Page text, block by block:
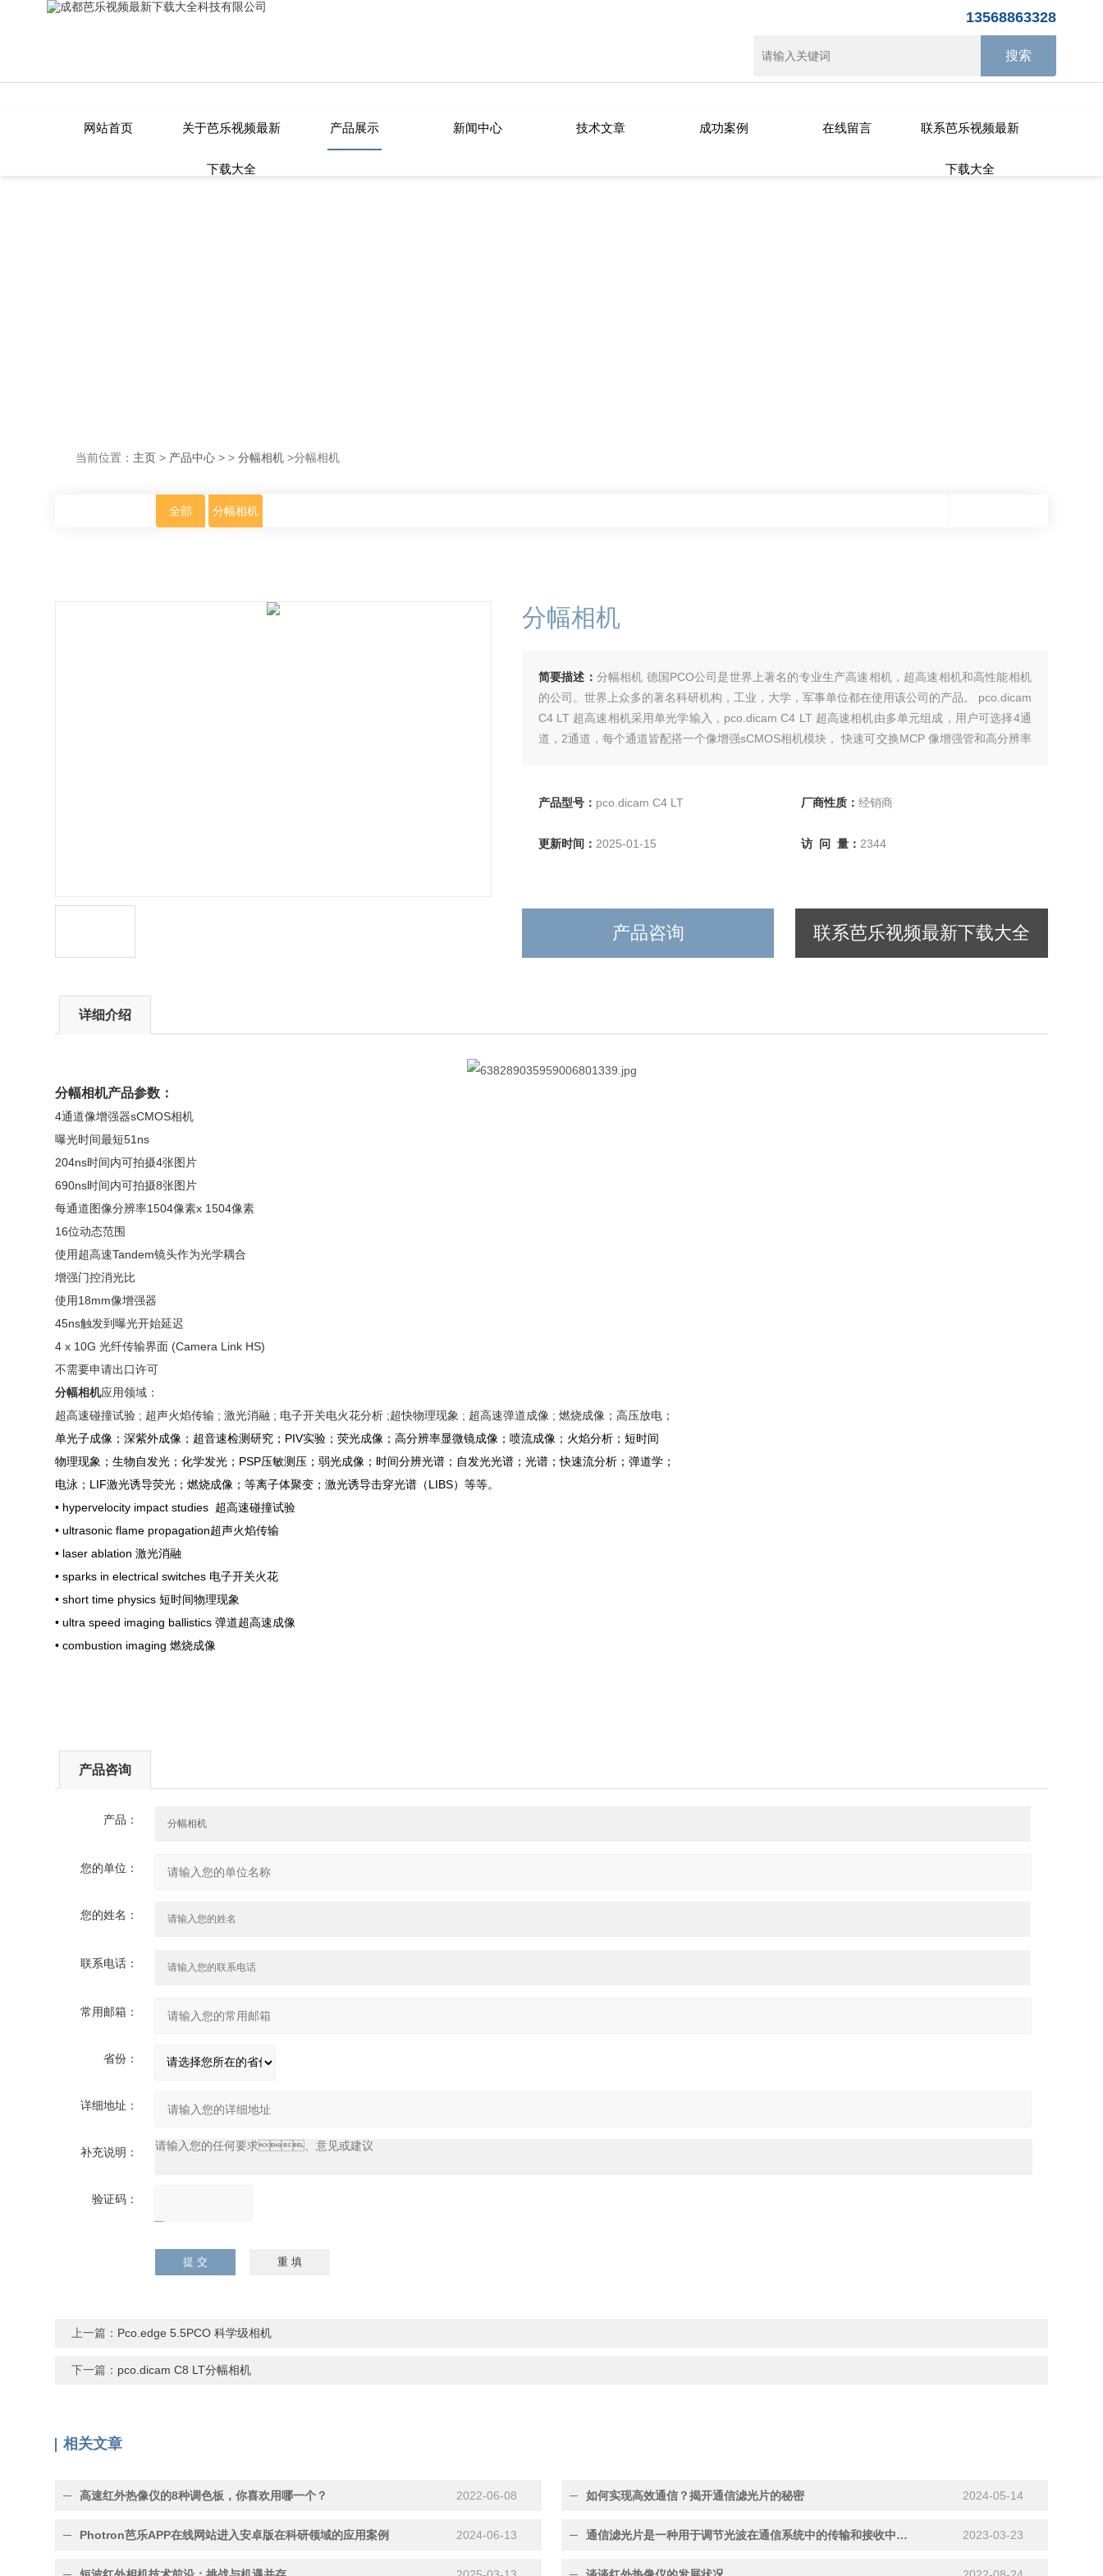
芭乐视频最新下载大全,芭乐APP在线网站进入安卓版,芭乐视频官方下载,芭乐视频APP下载IOS
13568863328
网站首页 关于芭乐视频最新
下载大全
产品展示 新闻中心 技术文章 成功案例 在线留言 联系芭乐视频最新
下载大全
当前位置： 主页 > 产品中心 > >分幅相机 >分幅相机
全部 分幅相机
分幅相机
简要描述： 分幅相机 德国PCO公司是世界上著名的专业生产高速相机，超高速相机和高性能相机
的公司。世界上众多的著名科研机构，工业，大学，军事单位都在使用该公司的产品。 pco.dicam
C4 LT 超高速相机采用单光学输入，pco.dicam C4 LT 超高速相机由多单元组成，用户可选择4通
道，2通道，每个通道皆配搭一个像增强sCMOS相机模块， 快速可交换MCP 像增强管和高分辨率
产品型号： pco.dicam C4 LT 厂商性质：经销商
更新时间： 2025-01-15 访 问 量： 2344
产品咨询 联系芭乐视频最新下载大全
详细介绍
分幅相机产品参数：
4通道像增强器sCMOS相机
曝光时间最短51ns
204ns时间内可拍摄4张图片
690ns时间内可拍摄8张图片
每通道图像分辨率1504像素x 1504像素
16位动态范围
使用超高速Tandem镜头作为光学耦合
增强门控消光比
使用18mm像增强器
45ns触发到曝光开始延迟
4 x 10G 光纤传输界面 (Camera Link HS)
不需要申请出口许可
分幅相机应用领域：
超高速碰撞试验 ; 超声火焰传输 ; 激光消融 ; 电子开关电火花分析 ;超快物理现象 ; 超高速弹道成像 ; 燃烧成像；高压放电；
单光子成像；深紫外成像；超音速检测研究；PIV实验；荧光成像；高分辨率显微镜成像；喷流成像；火焰分析；短时间
物理现象；生物自发光；化学发光；PSP压敏测压；弱光成像；时间分辨光谱；自发光光谱；光谱；快速流分析；弹道学；
电泳；LIF激光诱导荧光；燃烧成像；等离子体聚变；激光诱导击穿光谱（LIBS）等等。
• hypervelocity impact studies 超高速碰撞试验
• ultrasonic flame propagation超声火焰传输
• laser ablation 激光消融
• sparks in electrical switches 电子开关火花
• short time physics 短时间物理现象
• ultra speed imaging ballistics 弹道超高速成像
• combustion imaging 燃烧成像
产品咨询
产品：
您的单位：
您的姓名：
联系电话：
常用邮箱：
省份：
详细地址：
补充说明：
验证码：
请输入计算结果
=7
上一篇： Pco.edge 5.5PCO 科学级相机
下一篇： pco.dicam C8 LT分幅相机
相关文章
高速红外热像仪的8种调色板，你喜欢用哪一个？ 2022-06-08 如何实现高效通信？揭开通信滤光片的秘密 2024-05-14
Photron芭乐APP在线网站进入安卓版在科研领域的应用案例 2024-06-13 通信滤光片是一种用于调节光波在通信系统中的传输和接收中的光谱特性的光学元件 2023-03-23